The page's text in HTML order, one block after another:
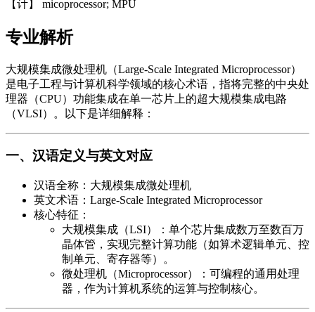
【计】 micoprocessor; MPU
专业解析
大规模集成微处理机（Large-Scale Integrated Microprocessor）
是电子工程与计算机科学领域的核心术语，指将完整的中央处
理器（CPU）功能集成在单一芯片上的超大规模集成电路
（VLSI）。以下是详细解释：
一、汉语定义与英文对应
汉语全称：大规模集成微处理机
英文术语：Large-Scale Integrated Microprocessor
核心特征：
大规模集成（LSI）：单个芯片集成数万至数百万
晶体管，实现完整计算功能（如算术逻辑单元、控
制单元、寄存器等）。
微处理机（Microprocessor）：可编程的通用处理
器，作为计算机系统的运算与控制核心。